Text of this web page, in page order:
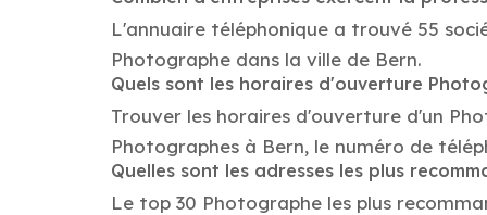
L'annuaire téléphonique a trouvé 55
Photographe dans la ville de Bern.
Quels sont les horaires d'ouverture
Trouver les horaires d'ouverture d'un
Photographes à Bern, le numéro de
Quelles sont les adresses les plus
Le top 30 Photographe les plus